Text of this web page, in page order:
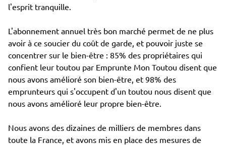
l'esprit tranquille.
L'abonnement annuel très bon marché permet de ne plus
avoir à ce soucier du coût de garde, et pouvoir juste se
concentrer sur le bien-être : 85% des propriétaires qui
confient leur toutou par Emprunte Mon Toutou disent que
nous avons amélioré son bien-être, et 98% des
emprunteurs qui s'occupent d'un toutou nous disent que
nous avons amélioré leur propre bien-être.
Nous avons des dizaines de milliers de membres dans
toute la France, et avons mis en place des mesures de